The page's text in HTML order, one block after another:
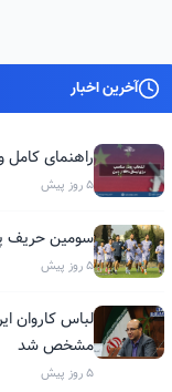
آخرین اخبار
راهنمای
5 روز پیش
سومین
5 روز پیش
لباس کاروان
مشخص شد
5 روز پیش